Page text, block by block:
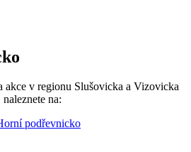
akce v regionu Slušovicka a Vizovicka
naleznete na: